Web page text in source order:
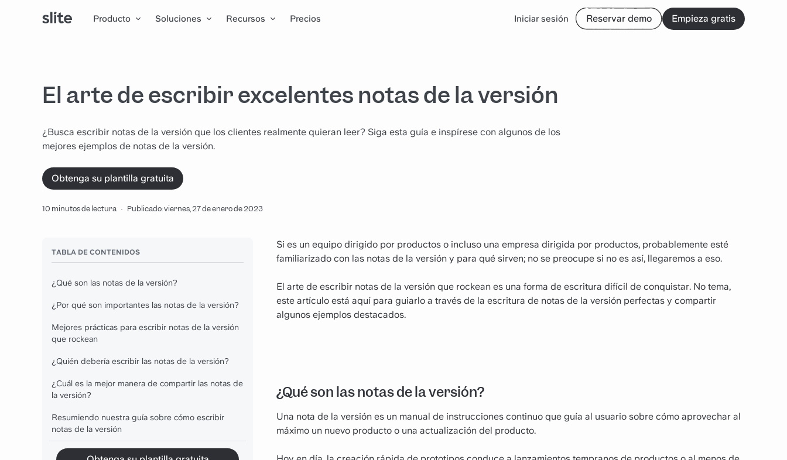
Producto Soluciones Recursos Precios Iniciar sesión Reservar demo Empieza gratis
El arte de escribir excelentes notas de la versión
¿Busca escribir notas de la versión que los clientes realmente quieran leer? Siga esta guía e inspírese con algunos de los
mejores ejemplos de notas de la versión.
Obtenga su plantilla gratuita
10 minutos de lectura · Publicado: viernes, 27 de enero de 2023
TABLA DE CONTENIDOS
¿Qué son las notas de la versión?
¿Por qué son importantes las notas de la versión?
Mejores prácticas para escribir notas de la versión
que rockean
¿Quién debería escribir las notas de la versión?
¿Cuál es la mejor manera de compartir las notas de
la versión?
Resumiendo nuestra guía sobre cómo escribir
notas de la versión
Si es un equipo dirigido por productos o incluso una empresa dirigida por productos, probablemente esté
familiarizado con las notas de la versión y para qué sirven; no se preocupe si no es así, llegaremos a eso.
El arte de escribir notas de la versión que rockean es una forma de escritura difícil de conquistar. No tema,
este artículo está aquí para guiarlo a través de la escritura de notas de la versión perfectas y compartir
algunos ejemplos destacados.
¿Qué son las notas de la versión?
Una nota de la versión es un manual de instrucciones continuo que guía al usuario sobre cómo aprovechar al
máximo un nuevo producto o una actualización del producto.